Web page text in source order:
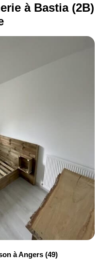
à Bastia (2B)
à Angers (49)